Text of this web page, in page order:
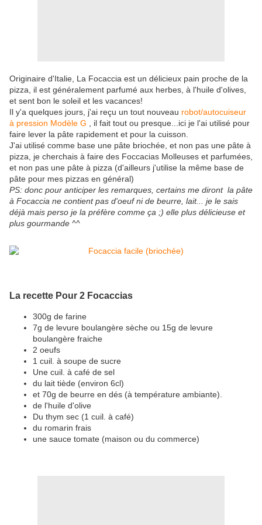
Originaire d'Italie, La Focaccia est un délicieux pain proche de la
pizza, il est généralement parfumé aux herbes, à l'huile d'olives,
et sent bon le soleil et les vacances!
Il y'a quelques jours, j'ai reçu un tout nouveau robot/autocuiseur
à pression Modèle G , il fait tout ou presque...ici je l'ai utilisé pour
faire lever la pâte rapidement et pour la cuisson.
J'ai utilisé comme base une pâte briochée, et non pas une pâte à
pizza, je cherchais à faire des Foccacias Molleuses et parfumées,
et non pas une pâte à pizza (d'ailleurs j'utilise la même base de
pâte pour mes pizzas en général)
PS: donc pour anticiper les remarques, certains me diront la pâte
à Focaccia ne contient pas d'oeuf ni de beurre, lait... je le sais
déjà mais perso je la préfère comme ça ;) elle plus délicieuse et
plus gourmande ^^
La recette Pour 2 Focaccias
300g de farine
7g de levure boulangère sèche ou 15g de levure
boulangère fraiche
2 oeufs
1 cuil. à soupe de sucre
Une cuil. à café de sel
du lait tiède (environ 6cl)
et 70g de beurre en dés (à température ambiante).
de l'huile d'olive
Du thym sec (1 cuil. à café)
du romarin frais
une sauce tomate (maison ou du commerce)